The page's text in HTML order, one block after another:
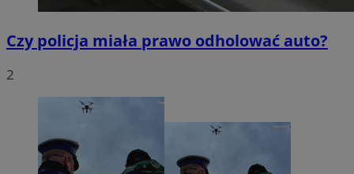
Czy policja miała prawo odholować auto?
2